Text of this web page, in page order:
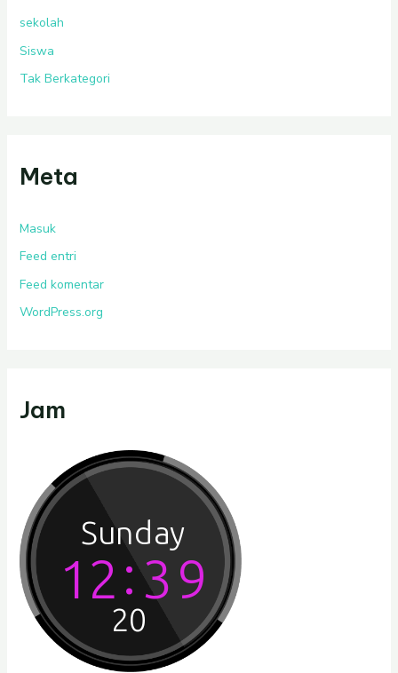
sekolah
Siswa
Tak Berkategori
Meta
Masuk
Feed entri
Feed komentar
WordPress.org
Jam